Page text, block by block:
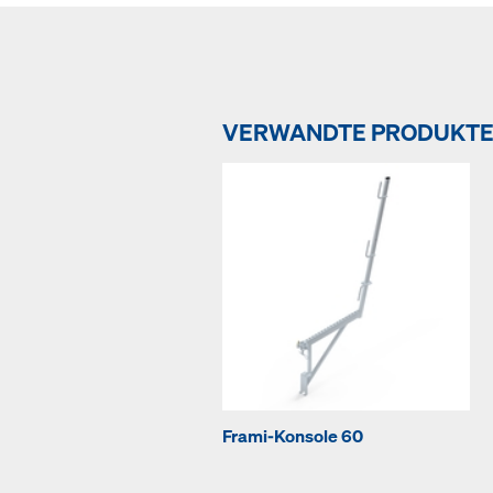
VERWANDTE PRODUKTE
Frami-Konsole 60